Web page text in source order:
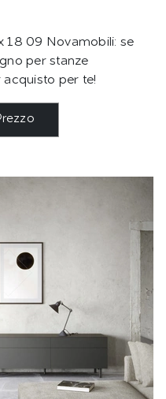
18 09 Novamobili: se
per stanze
per te!